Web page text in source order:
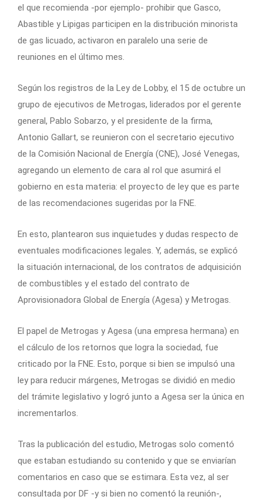
el que recomienda -por ejemplo- prohibir que Gasco,
Abastible y Lipigas participen en la distribución minorista
de gas licuado, activaron en paralelo una serie de
reuniones en el último mes.
Según los registros de la Ley de Lobby, el 15 de octubre un
grupo de ejecutivos de Metrogas, liderados por el gerente
general, Pablo Sobarzo, y el presidente de la firma,
Antonio Gallart, se reunieron con el secretario ejecutivo
de la Comisión Nacional de Energía (CNE), José Venegas,
agregando un elemento de cara al rol que asumirá el
gobierno en esta materia: el proyecto de ley que es parte
de las recomendaciones sugeridas por la FNE.
En esto, plantearon sus inquietudes y dudas respecto de
eventuales modificaciones legales. Y, además, se explicó
la situación internacional, de los contratos de adquisición
de combustibles y el estado del contrato de
Aprovisionadora Global de Energía (Agesa) y Metrogas.
El papel de Metrogas y Agesa (una empresa hermana) en
el cálculo de los retornos que logra la sociedad, fue
criticado por la FNE. Esto, porque si bien se impulsó una
ley para reducir márgenes, Metrogas se dividió en medio
del trámite legislativo y logró junto a Agesa ser la única en
incrementarlos.
Tras la publicación del estudio, Metrogas solo comentó
que estaban estudiando su contenido y que se enviarían
comentarios en caso que se estimara. Esta vez, al ser
consultada por DF -y si bien no comentó la reunión-,